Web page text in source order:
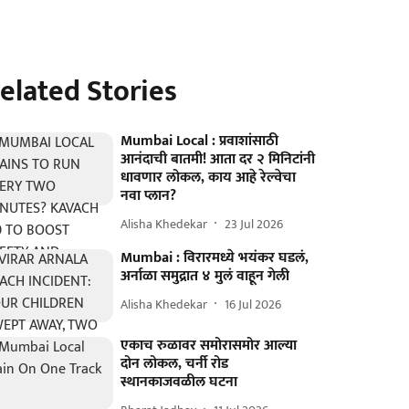
Stories
Mumbai Local : प्रवाशांसाठी
आनंदाची बातमी! आता दर २ मिनिटांनी
धावणार लोकल, काय आहे रेल्वेचा
नवा प्लान?
Alisha Khedekar 23 Jul 2026
Mumbai : विरारमध्ये भयंकर घडलं,
अर्नाळा समुद्रात ४ मुलं वाहून गेली
Alisha Khedekar 16 Jul 2026
एकाच रुळावर समोरासमोर आल्या
दोन लोकल, चर्नी रोड
स्थानकाजवळील घटना